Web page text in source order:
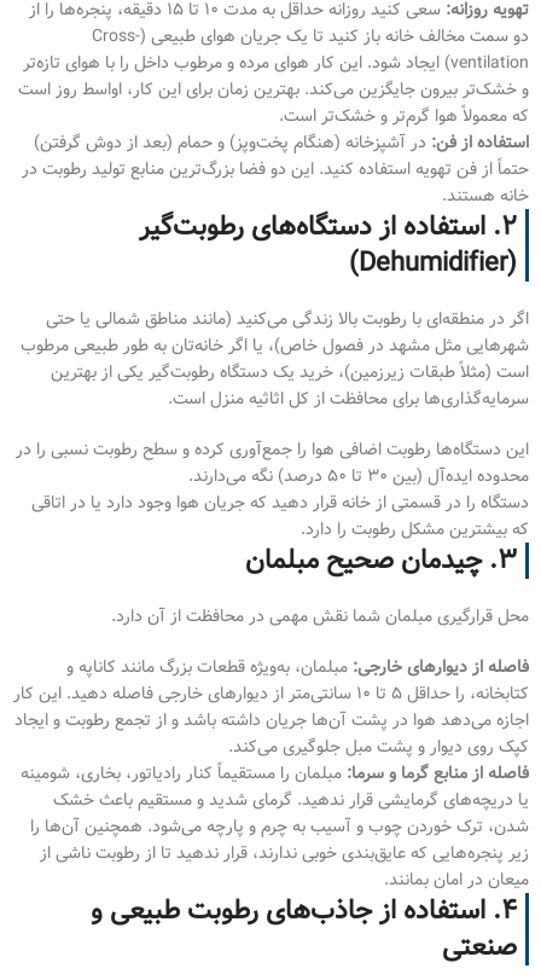
تهویه روزانه:
سعی کنید روزانه حداقل به مدت ۱۰ تا ۱۵ دقیقه، پنجره‌ها را از
دو سمت مخالف خانه باز کنید تا یک جریان هوای طبیعی (Cross-
ventilation) ایجاد شود. این کار هوای مرده و مرطوب داخل را با هوای تازه‌تر
و خشک‌تر بیرون جایگزین می‌کند. بهترین زمان برای این کار، اواسط روز است
که معمولاً هوا گرم‌تر و خشک‌تر است.
استفاده از فن: در آشپزخانه (هنگام پخت‌وپز) و حمام (بعد از دوش گرفتن)
حتماً از فن تهویه استفاده کنید. این دو فضا بزرگ‌ترین منابع تولید رطوبت در
خانه هستند.
۲. استفاده از دستگاه‌های رطوبت‌گیر
(Dehumidifier)
اگر در منطقه‌ای با رطوبت بالا زندگی می‌کنید (مانند مناطق شمالی یا حتی
شهرهایی مثل مشهد در فصول خاص)، یا اگر خانه‌تان به طور طبیعی مرطوب
است (مثلاً طبقات زیرزمین)، خرید یک دستگاه رطوبت‌گیر یکی از بهترین
سرمایه‌گذاری‌ها برای محافظت از کل اثاثیه منزل است.
این دستگاه‌ها رطوبت اضافی هوا را جمع‌آوری کرده و سطح رطوبت نسبی را در
محدوده ایده‌آل (بین ۳۰ تا ۵۰ درصد) نگه می‌دارند.
دستگاه را در قسمتی از خانه قرار دهید که جریان هوا وجود دارد یا در اتاقی
که بیشترین مشکل رطوبت را دارد.
۳. چیدمان صحیح مبلمان
محل قرارگیری مبلمان شما نقش مهمی در محافظت از آن دارد.
فاصله از دیوارهای خارجی: مبلمان، به‌ویژه قطعات بزرگ مانند کاناپه و
کتابخانه، را حداقل ۵ تا ۱۰ سانتی‌متر از دیوارهای خارجی فاصله دهید. این کار
اجازه می‌دهد هوا در پشت آن‌ها جریان داشته باشد و از تجمع رطوبت و ایجاد
کپک روی دیوار و پشت مبل جلوگیری می‌کند.
فاصله از منابع گرما و سرما: مبلمان را مستقیماً کنار رادیاتور، بخاری، شومینه
یا دریچه‌های گرمایشی قرار ندهید. گرمای شدید و مستقیم باعث خشک
شدن، ترک خوردن چوب و آسیب به چرم و پارچه می‌شود. همچنین آن‌ها را
زیر پنجره‌هایی که عایق‌بندی خوبی ندارند، قرار ندهید تا از رطوبت ناشی از
میعان در امان بمانند.
۴. استفاده از جاذب‌های رطوبت طبیعی و
صنعتی